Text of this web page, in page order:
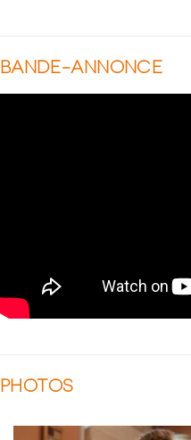
BANDE-ANNONCE
PHOTOS